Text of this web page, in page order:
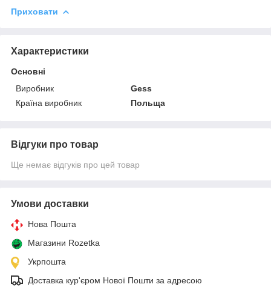
Приховати
Характеристики
Основні
Виробник
Gess
Країна виробник
Польща
Відгуки про товар
Ще немає відгуків про цей товар
Умови доставки
Нова Пошта
Магазини Rozetka
Укрпошта
Доставка кур'єром Нової Пошти за адресою